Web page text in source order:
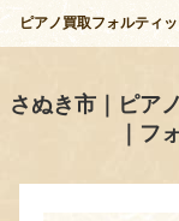
ピアノ買取フォルティ
さぬき市｜ピ
｜フ